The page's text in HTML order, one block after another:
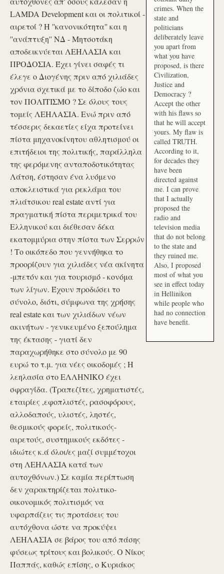
LAMDA Development και οι πολιτικοί -
αιρετοί ? Η ''κανονικότητα'' και η
''ανάπτυξη'' ΝΔ - Μητσοτάκη
αποδεικνύεται ΛΕΗΛΑΣΙΑ και
ΠΡΟΔΟΣΙΑ. Έχει γίνει σαφές τι
έλεγε ο Διογένης πριν από χιλιάδες
χρόνια σχετικά με το δίποδο ζώο και
τον ΠΟΛΙΤΙΣΜΟ ? Σε όλους τους
τομείς ΛΕΗΛΑΣΙΑ. Ενώ πριν από
τέσσερις δεκαετίες είχα προτείνει
πίστα μηχανοκίνητου αθλητισμού οι
επιτήδειοι της πολιτικής, παράλληλα
της φερόμενης ανταποδοτικότητας
Λάτση, έστησαν ένα λυόμενο
αποκλειστικά για ρεκλάμα του
πλιάτσικου real estate αντί για
πραγματική πίστα περιμετρικά του
Ελληνικού και διέθεσαν δέκα
εκατομμύρια στην πίστα των Σερρών
! Το οικόπεδο που γεννήθηκα το
προορίζουν για χιλιάδες νέα ακίνητα
-μπετόν και για τουρισμό - κονόμα
των λίγων. Έχουν προδώσει το
σύνολο, διότι, σύμφωνα της χρήσης
real estate και των χιλιάδων νέων
ακινήτων - γενικευμένο ξεπούλημα
της έκτασης - γιατί δεν
παραχωρήθηκε στο σύνολο με 90
ευρώ το τ.μ. για νέες οικοδομές ; Η
λεηλασία στο ΕΛΛΗΝΙΚΟ έχει
σφραγίδα. (Τραπεζίτες, χρηματιστές,
εταιρίες ,εφοπλιστές, ρασοφόρους,
αλλοδαπούς, υλιστές, ληστές,
θεσμικούς φορείς, πολιτικούς-
αιρετούς, συστημικούς εκδότες -
ιδιώτες κ.ά όλοι/ες μαζί συμμέτοχοι
στη ΛΕΗΛΑΣΙΑ κατά των
αυτοχθόνων.) Σε καμία περίπτωση
δεν χαρακτηρίζεται πολιτικο-
οικονομικός πολιτισμός να
υφαρπάζεις τις προτάσεις του
αυτόχθονα ώστε να προκύψει
ΛΕΗΛΑΣΙΑ σε βάρος του από πάσης
φύσεως τρίτους και βολικούς. Ο Νίκος
Παππάς, καθώς επίσης, ο Κυριάκος
crimes. When the
state and
politicians
deliberately leave
you apart from
what you have
proposed, is there
Civilization,
Justice and
Democracy ?
Accept the other
with his flaws so
that he will accept
yours. My flaw is
called TRUTH.
According to it,
for decades they
have been
directed against
me. I can prove
that I actually
proposed the
radio and
television media
that do not belong
to the state and
they ruined me.
Also, I proposed
most of what you
see in effect today
in Hellinikon
while people who
had no connection
have benefit.